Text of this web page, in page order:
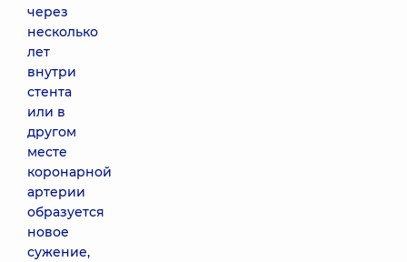
через
несколько
лет
внутри
стента
или в
другом
месте
коронарной
артерии
образуется
новое
сужение,